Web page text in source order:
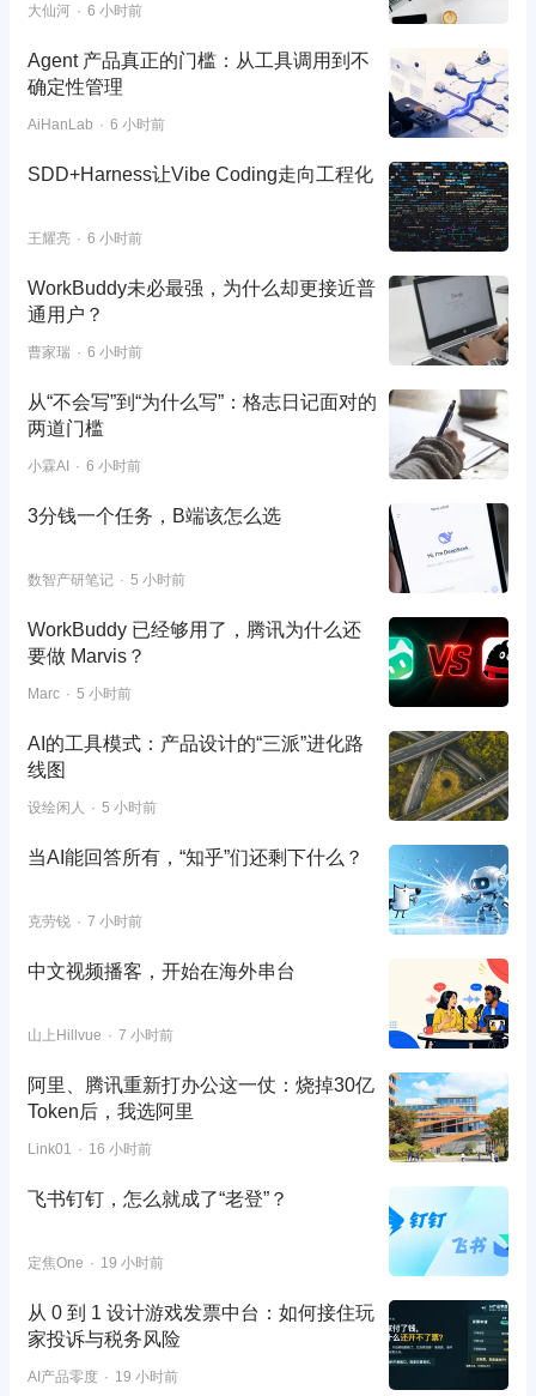
大仙河 6 小时前
Agent 产品真正的门槛：从工具调用到不
确定性管理
AiHanLab 6 小时前
SDD+Harness让Vibe Coding走向工程化
王耀亮 6 小时前
WorkBuddy未必最强，为什么却更接近普
通用户？
曹家瑞 6 小时前
从“不会写”到“为什么写”：格志日记面对的
两道门槛
小霖AI 6 小时前
3分钱一个任务，B端该怎么选
数智产研笔记 5 小时前
WorkBuddy 已经够用了，腾讯为什么还
要做 Marvis？
Marc 5 小时前
AI的工具模式：产品设计的“三派”进化路
线图
设绘闲人 5 小时前
当AI能回答所有，“知乎”们还剩下什么？
克劳锐 7 小时前
中文视频播客，开始在海外串台
山上Hillvue 7 小时前
阿里、腾讯重新打办公这一仗：烧掉30亿
Token后，我选阿里
Link01 16 小时前
飞书钉钉，怎么就成了“老登”？
定焦One 19 小时前
从 0 到 1 设计游戏发票中台：如何接住玩
家投诉与税务风险
AI产品零度 19 小时前